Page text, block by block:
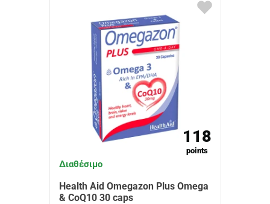
118
points
Διαθέσιμο
Health Aid Omegazon Plus Omega
& CoQ10 30 caps